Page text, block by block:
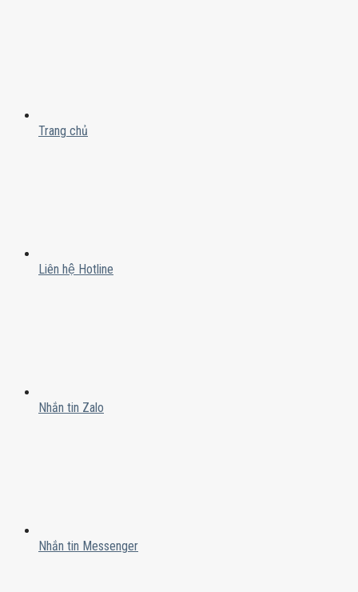
Trang chủ
Liên hệ Hotline
Nhắn tin Zalo
Nhắn tin Messenger